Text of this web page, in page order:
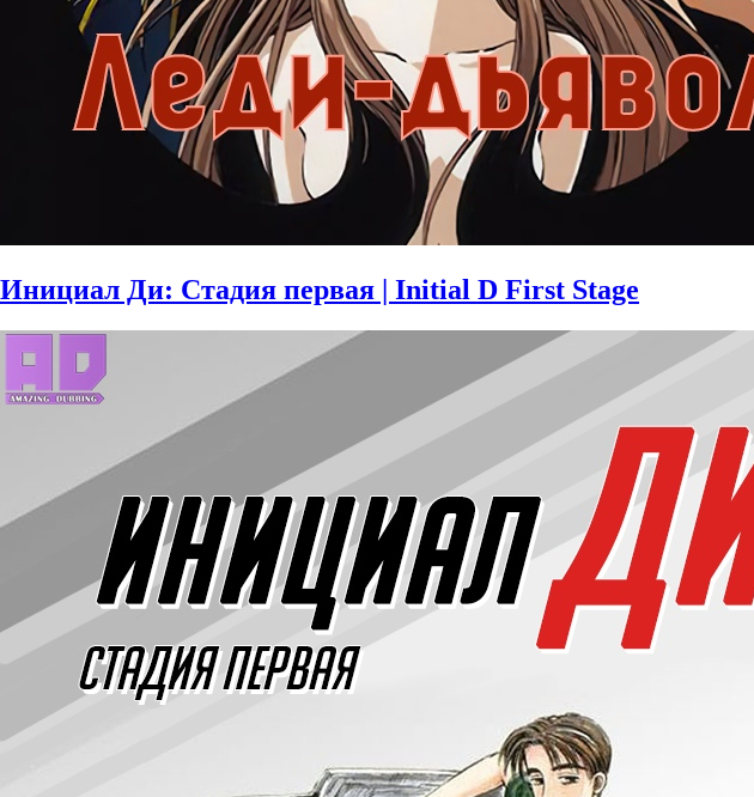
Инициал Ди: Стадия первая | Initial D First Stage